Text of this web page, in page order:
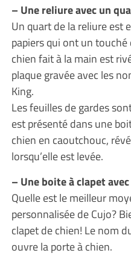
– Une reliure avec un
Un quart de la reliure est
papiers qui ont un
chien fait à la main est
plaque gravée avec les
King.
Les feuilles de gardes
est présenté dans une
chien en caoutchouc,
lorsqu’elle est levée.
– Une boite à clapet
Quelle est le meilleur
personnalisée de Cujo?
clapet de chien! Le nom
ouvre la porte à chien.